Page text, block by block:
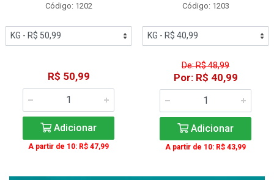
Código: 1202
R$ 50,99
Adicionar
A partir de 10: R$ 47,99
Código: 1203
De: R$ 48,99
Por: R$ 40,99
Adicionar
A partir de 10: R$ 43,99